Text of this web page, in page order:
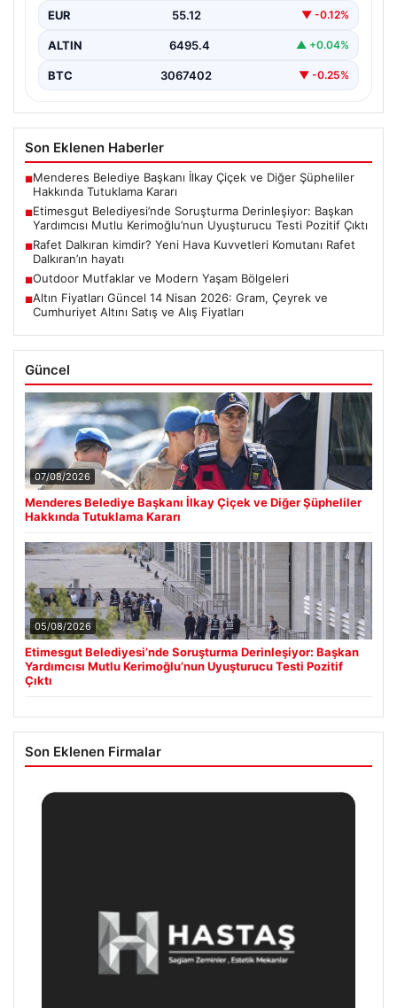
Ankara Batı Cumhuriyet Başsavcılığı tarafından
yürütülen kapsamlı soruşturma kapsamında Etimesgut
EUR 55.12 ▼ -0.12%
ALTIN 6495.4 ▲ +0.04%
BTC 3067402 ▼ -0.25%
Son Eklenen Haberler
■Menderes Belediye Başkanı İlkay Çiçek ve Diğer Şüpheliler
Hakkında Tutuklama Kararı
■Etimesgut Belediyesi’nde Soruşturma Derinleşiyor: Başkan
Yardımcısı Mutlu Kerimoğlu’nun Uyuşturucu Testi Pozitif Çıktı
■Rafet Dalkıran kimdir? Yeni Hava Kuvvetleri Komutanı Rafet
Dalkıran’ın hayatı
■Outdoor Mutfaklar ve Modern Yaşam Bölgeleri
■Altın Fiyatları Güncel 14 Nisan 2026: Gram, Çeyrek ve
Cumhuriyet Altını Satış ve Alış Fiyatları
Güncel
07/08/2026
Menderes Belediye Başkanı İlkay Çiçek ve Diğer Şüpheliler
Hakkında Tutuklama Kararı
05/08/2026
Etimesgut Belediyesi’nde Soruşturma Derinleşiyor: Başkan
Yardımcısı Mutlu Kerimoğlu’nun Uyuşturucu Testi Pozitif
Çıktı
Son Eklenen Firmalar